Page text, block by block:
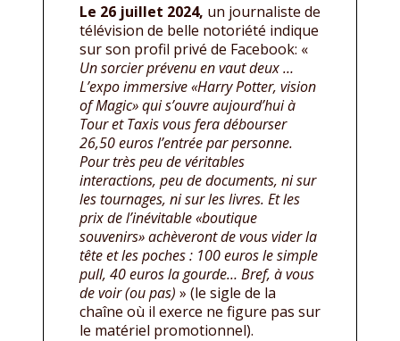
Le 26 juillet 2024, un journaliste de
télévision de belle notoriété indique
sur son profil privé de Facebook: «
Un sorcier prévenu en vaut deux …
L’expo immersive «Harry Potter, vision
of Magic» qui s’ouvre aujourd’hui à
Tour et Taxis vous fera débourser
26,50 euros l’entrée par personne.
Pour très peu de véritables
interactions, peu de documents, ni sur
les tournages, ni sur les livres. Et les
prix de l’inévitable «boutique
souvenirs» achèveront de vous vider la
tête et les poches : 100 euros le simple
pull, 40 euros la gourde… Bref, à vous
de voir (ou pas) » (le sigle de la
chaîne où il exerce ne figure pas sur
le matériel promotionnel).